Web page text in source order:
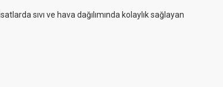
sıvı ve hava dağılımında kolaylık sağlayan